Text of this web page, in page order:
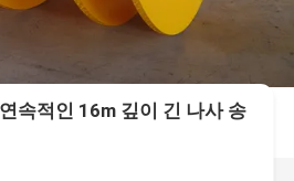
속적인 16m 깊이 긴 나사 송